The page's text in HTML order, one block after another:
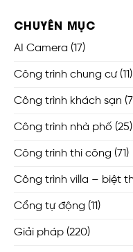
CHUYÊN MỤC
AI Camera (17)
Công trình chung cư(11)
Công trình khách sạn
Công trình nhà phố (25)
Công trình thi công (71)
Công trình villa – biệt
Cổng tự động (11)
Giải pháp (220)